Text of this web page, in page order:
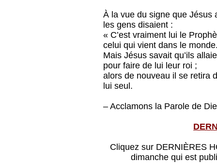
À la vue du signe que Jésus
les gens disaient :
« C’est vraiment lui le
celui qui vient dans le
Mais Jésus savait qu’ils
pour faire de lui leur roi ;
alors de nouveau il se retira
lui seul.
– Acclamons la Parole de
Cliquez sur DERNIÈRES
dimanche qui est